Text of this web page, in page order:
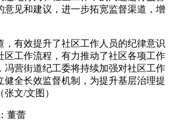
意见和建议，进一步拓宽监督渠道，增
，有效提升了社区工作人员的纪律意识
区工作流程，有力推动了社区各项工作
冯营街道纪工委将持续加强对社区工作
健全长效监督机制，为提升基层治理提
文/文图）
董蕾